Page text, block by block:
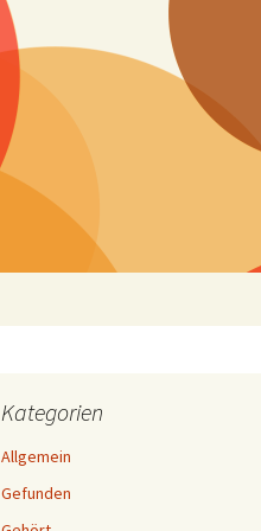
Kategorien
Allgemein
Gefunden